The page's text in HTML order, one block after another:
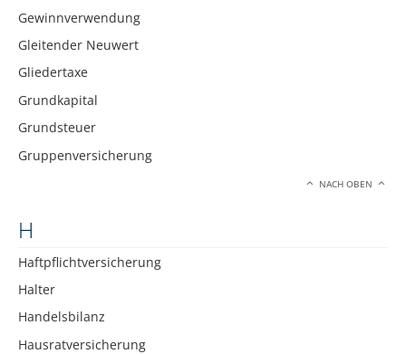
Gewinnverwendung
Gleitender Neuwert
Gliedertaxe
Grundkapital
Grundsteuer
Gruppenversicherung
NACH OBEN
H
Haftpflichtversicherung
Halter
Handelsbilanz
Hausratversicherung